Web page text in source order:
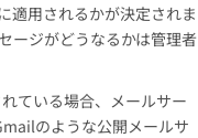
適用されるかが決定されま
ージがどうなるかは管理者
ている場合、メールサー
のような公開メールサ